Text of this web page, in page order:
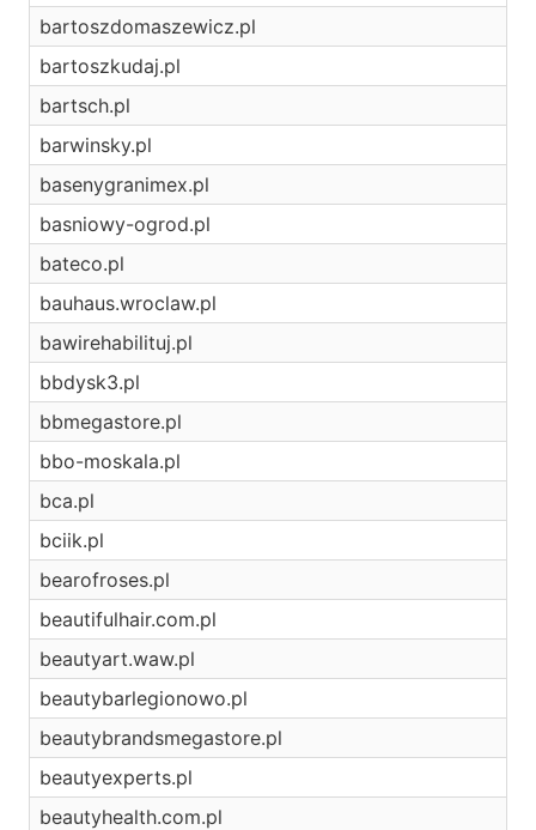
bartoszdomaszewicz.pl
bartoszkudaj.pl
bartsch.pl
barwinsky.pl
basenygranimex.pl
basniowy-ogrod.pl
bateco.pl
bauhaus.wroclaw.pl
bawirehabilituj.pl
bbdysk3.pl
bbmegastore.pl
bbo-moskala.pl
bca.pl
bciik.pl
bearofroses.pl
beautifulhair.com.pl
beautyart.waw.pl
beautybarlegionowo.pl
beautybrandsmegastore.pl
beautyexperts.pl
beautyhealth.com.pl